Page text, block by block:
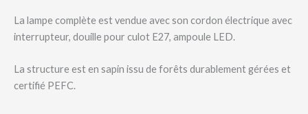
La lampe complète est vendue avec son cordon électrique avec
interrupteur, douille pour culot E27, ampoule LED.
La structure est en sapin issu de forêts durablement gérées et
certifié PEFC.